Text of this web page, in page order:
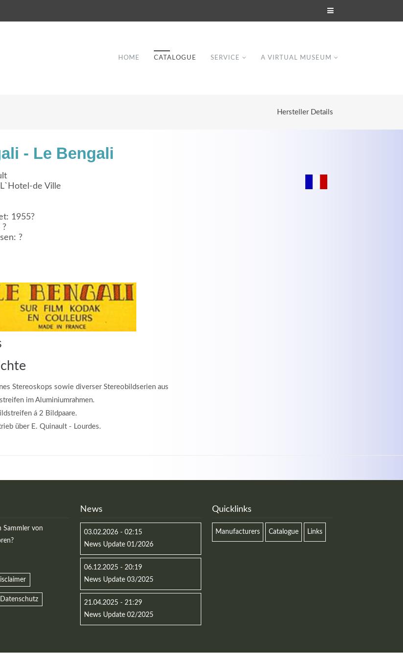
HOME CATALOGUE SERVICE A VIRTUAL MUSEUM
Hersteller Details
- Le Bengali
de Ville
1955?
?
?
Stereoskops sowie diverser Stereobildserien aus
im Aluminiumrahmen.
á 2 Bildpaare.
über E. Quinault - Lourdes.
Sammler von
News
03.02.2026 - 02:15
News Update 01/2026
06.12.2025 - 20:19
News Update 03/2025
21.04.2025 - 21:29
News Update 02/2025
Quicklinks
Manufacturers Catalogue Links
Lorem ipsum dolor sit amet, consectetuer
Lorem ipsum dolor sit amet, consectetuer